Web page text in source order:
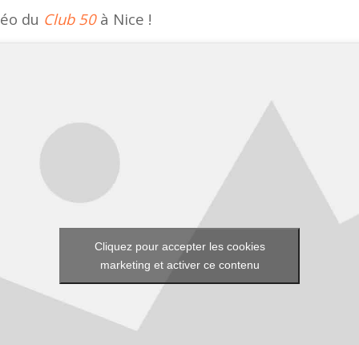
du Club 50à Nice !
Cliquez pour accepter les cookies
marketing et activer ce contenu